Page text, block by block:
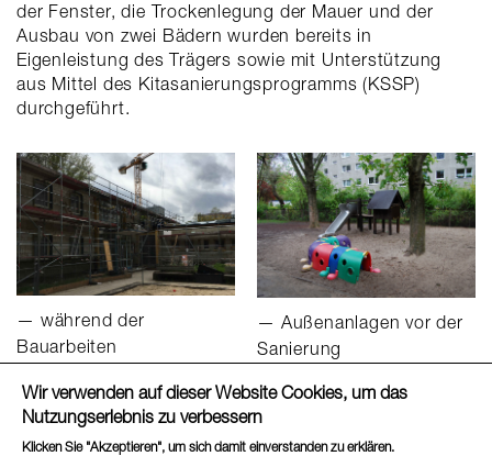
der Fenster, die Trockenlegung der Mauer und der
Ausbau von zwei Bädern wurden bereits in
Eigenleistung des Trägers sowie mit Unterstützung
aus Mittel des Kitasanierungsprogramms (KSSP)
durchgeführt.
während der
Bauarbeiten
Außenanlagen vor der
Sanierung
Wir verwenden auf dieser Website Cookies, um das
Nutzungserlebnis zu verbessern
Klicken Sie "Akzeptieren", um sich damit einverstanden zu erklären.